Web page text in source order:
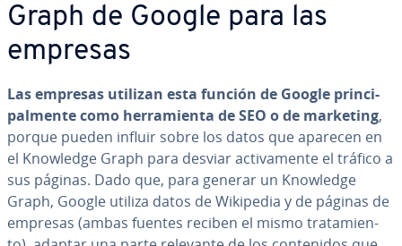
Graph de Google para las
empresas
Las empresas utilizan esta función de Google pri­n­ci­
pa­l­me­n­te como he­rra­mie­n­ta de SEO o de marketing,
porque pueden influir sobre los datos que aparecen en
el Knowledge Graph para desviar ac­ti­va­me­n­te el tráfico a
sus páginas. Dado que, para generar un Knowledge
Graph, Google utiliza datos de Wikipedia y de páginas de
empresas (ambas fuentes reciben el mismo tra­ta­mie­n­